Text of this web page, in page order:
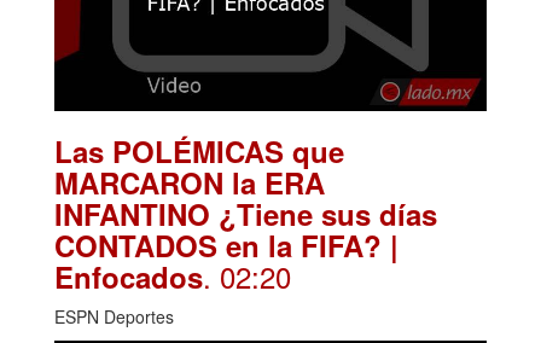
Las POLÉMICAS que
MARCARON la ERA
INFANTINO ¿Tiene sus días
CONTADOS en la FIFA? |
Enfocados. 02:20
ESPN Deportes